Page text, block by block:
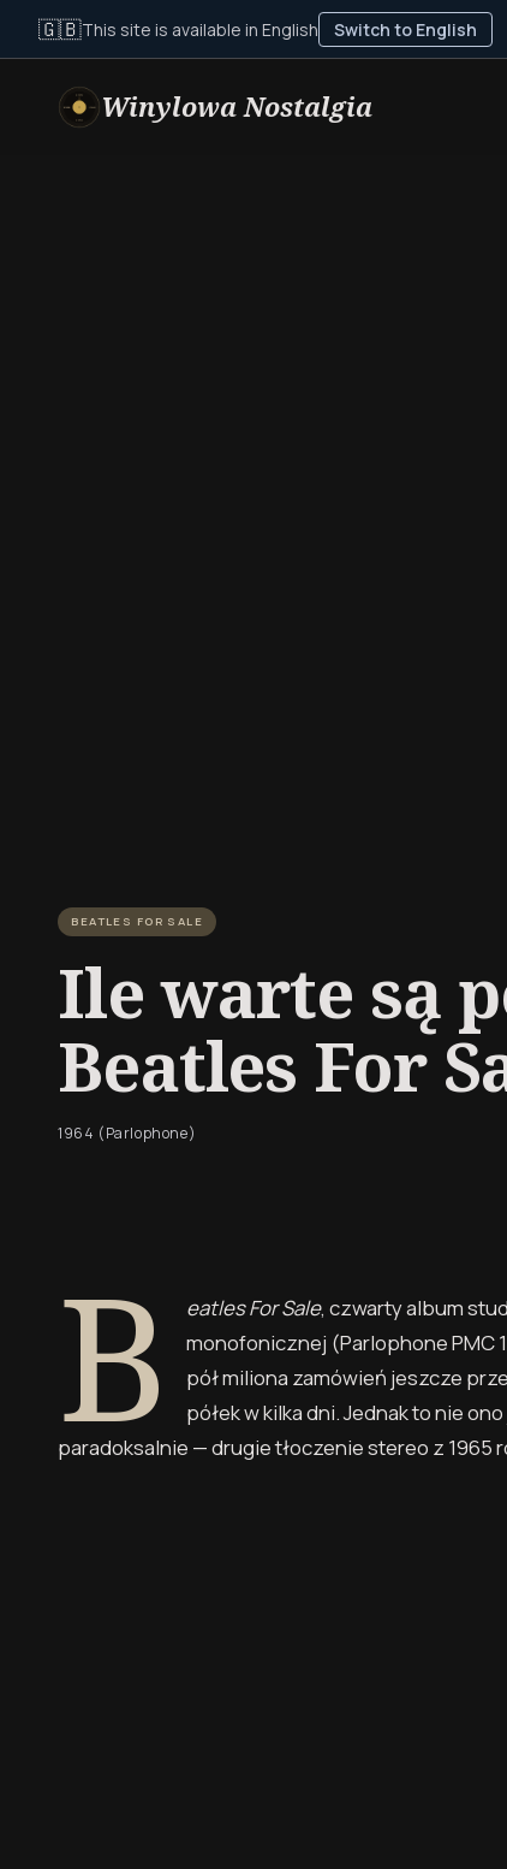
🇬🇧This site is available in English Switch to English
Winylowa Nostalgia
BEATLES FOR SALE
Ile warte są
Beatles For
1964 (Parlophone)
B eatles For Sale, czwarty album
monofonicznej (Parlophone PMC
pół miliona zamówień jeszcze
półek w kilka dni. Jednak to nie
paradoksalnie — drugie tłoczenie stereo z 1965